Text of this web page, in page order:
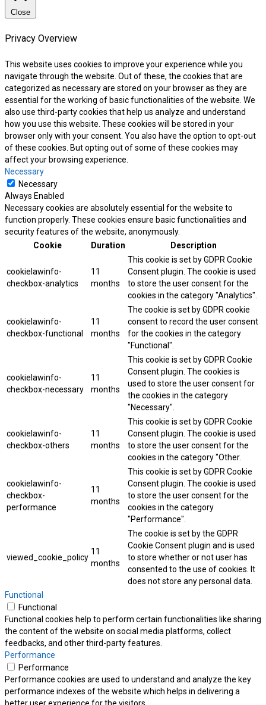
Close
Privacy Overview
This website uses cookies to improve your experience while you
navigate through the website. Out of these, the cookies that are
categorized as necessary are stored on your browser as they are
essential for the working of basic functionalities of the website. We
also use third-party cookies that help us analyze and understand
how you use this website. These cookies will be stored in your
browser only with your consent. You also have the option to opt-out
of these cookies. But opting out of some of these cookies may
affect your browsing experience.
Necessary
Necessary
Always Enabled
Necessary cookies are absolutely essential for the website to
function properly. These cookies ensure basic functionalities and
security features of the website, anonymously.
Cookie
Duration Description
cookielawinfo-
checkbox-analytics
11
months
This cookie is set by GDPR Cookie
Consent plugin. The cookie is used
to store the user consent for the
cookies in the category "Analytics".
cookielawinfo-
checkbox-functional
11
months
The cookie is set by GDPR cookie
consent to record the user consent
for the cookies in the category
"Functional".
cookielawinfo-
checkbox-necessary
11
months
This cookie is set by GDPR Cookie
Consent plugin. The cookies is
used to store the user consent for
the cookies in the category
"Necessary".
cookielawinfo-
checkbox-others
11
months
This cookie is set by GDPR Cookie
Consent plugin. The cookie is used
to store the user consent for the
cookies in the category "Other.
cookielawinfo-
checkbox-
performance
11
months
This cookie is set by GDPR Cookie
Consent plugin. The cookie is used
to store the user consent for the
cookies in the category
"Performance".
viewed_cookie_policy
11
months
The cookie is set by the GDPR
Cookie Consent plugin and is used
to store whether or not user has
consented to the use of cookies. It
does not store any personal data.
Functional
Functional
Functional cookies help to perform certain functionalities like sharing
the content of the website on social media platforms, collect
feedbacks, and other third-party features.
Performance
Performance
Performance cookies are used to understand and analyze the key
performance indexes of the website which helps in delivering a